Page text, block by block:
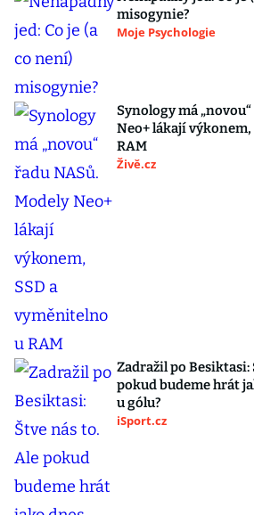
misogynie?
Moje Psychologie
Synology má
Neo+ lákají
RAM
Živě.cz
Zadražil po Besiktasi:
pokud budeme hrát
u gólu?
iSport.cz